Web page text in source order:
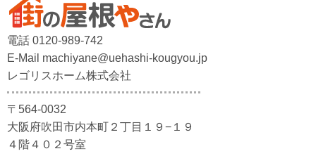
電話 0120-989-742
E-Mail machiyane@uehashi-kougyou.jp
レゴリスホーム株式会社
〒564-0032
大阪府吹田市内本町２丁目１９−１９
４階４０２号室